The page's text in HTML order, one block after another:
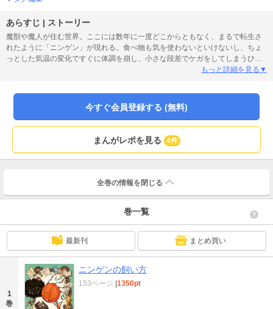
あらすじ | ストーリー
魔獣や魔人が住む世界。ここには数年に一度どこからともなく、まるで転生さ
れたように「ニンゲン」が現れる。食べ物も気を使わないといけないし、ちょ
っとした気温の変化ですぐに体調を崩し、小さな段差でケガをしてしまうひ弱
さ。だが、「ニンゲン」にはウネ（犬）やノサ（猫）、エシグ（うさぎ）には
と生態図解も掲載された、初めて「ニンゲン」を飼う人も安心の１冊！
もっと詳細を見る▼
今すぐ会員登録する (無料)
まんがレポを見る 4件
全巻の情報を 閉じる
巻一覧
最新刊 まとめ買い
1
巻
ニンゲンの飼い方
153ページ 1350pt